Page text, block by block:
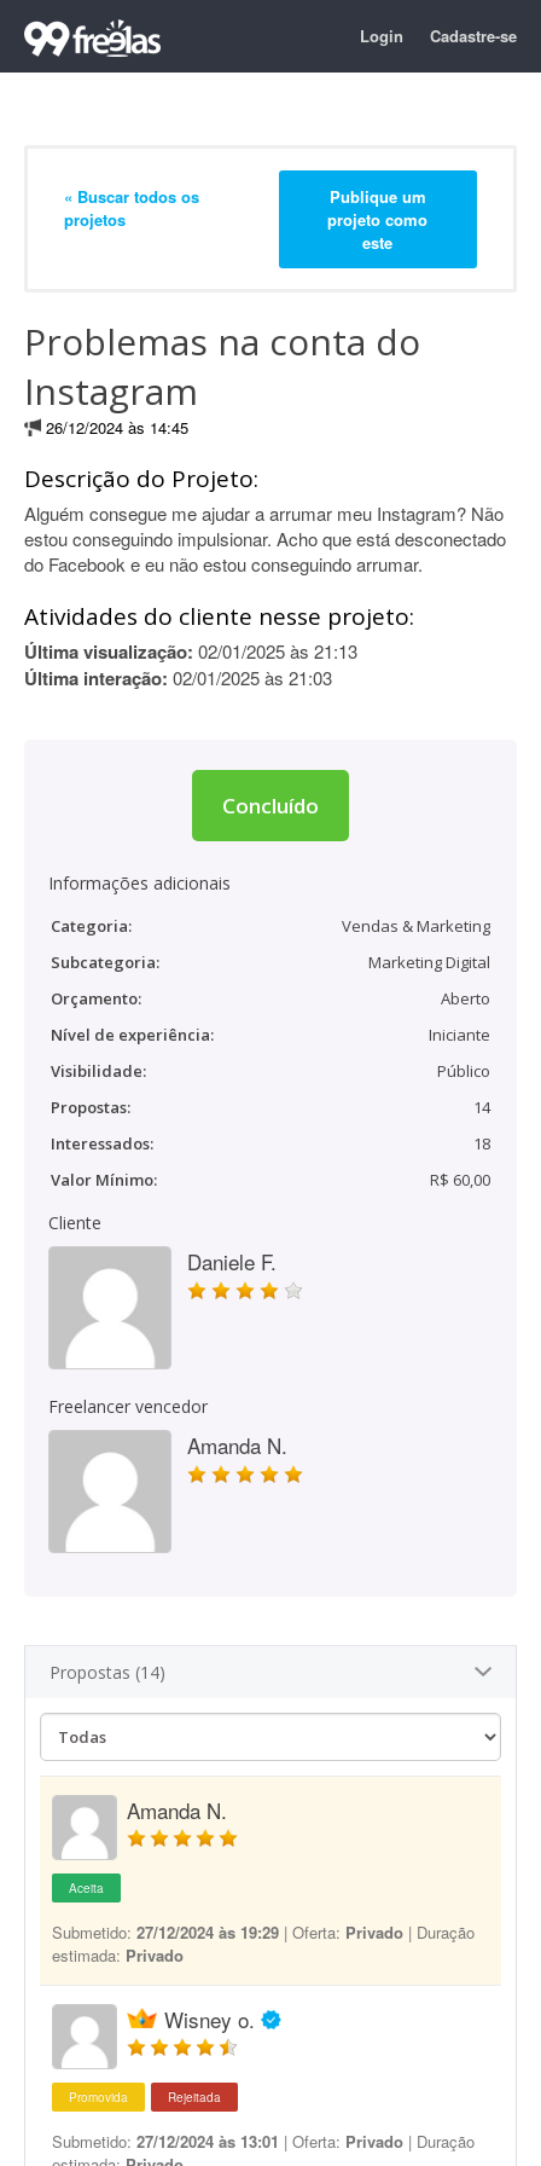
Login Cadastre-se
« Buscar todos os
projetos
Publique um
projeto como
este
Problemas na conta do
Instagram
26/12/2024 às 14:45
Descrição do Projeto:
Alguém consegue me ajudar a arrumar meu Instagram? Não
estou conseguindo impulsionar. Acho que está desconectado
do Facebook e eu não estou conseguindo arrumar.
Atividades do cliente nesse projeto:
Última visualização: 02/01/2025 às 21:13
Última interação: 02/01/2025 às 21:03
Concluído
Informações adicionais
Categoria:
Vendas & Marketing
Subcategoria:
Marketing Digital
Orçamento:
Aberto
Nível de experiência:
Iniciante
Visibilidade:
Público
Propostas:
14
Interessados:
18
Valor Mínimo:
R$ 60,00
Cliente
Daniele F.
Freelancer vencedor
Amanda N.
Propostas (14)
Amanda N.
Aceita
Submetido: 27/12/2024 às 19:29 | Oferta: Privado | Duração
estimada: Privado
Wisney o.
Promovida Rejeitada
Submetido: 27/12/2024 às 13:01 | Oferta: Privado | Duração